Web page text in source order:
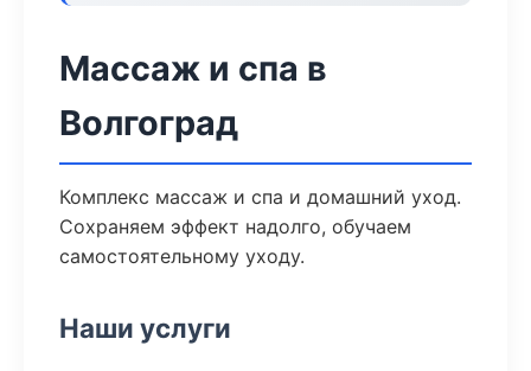
Массаж и спа в
Волгоград
Комплекс массаж и спа и домашний уход.
Сохраняем эффект надолго, обучаем
самостоятельному уходу.
Наши услуги